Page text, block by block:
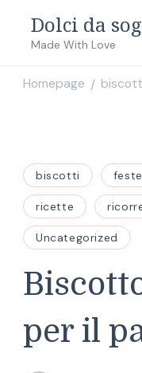
Dolci da
Made With Love
Homepage /
biscotti feste
ricette
Uncategorized
per il